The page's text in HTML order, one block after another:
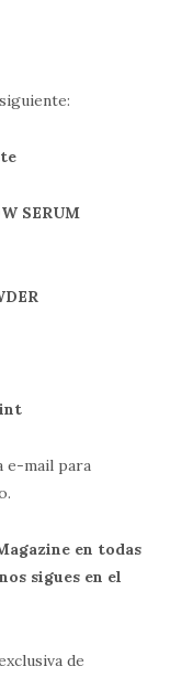
SERUM
e-mail para
en todas
sigues en el
de